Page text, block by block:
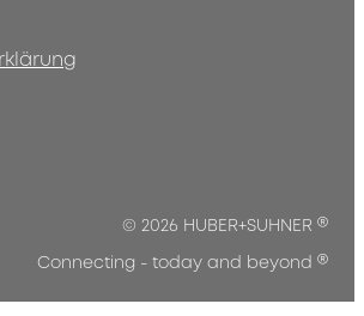
© 2026 HUBER+SUHNER ®
Connecting - today and beyond ®